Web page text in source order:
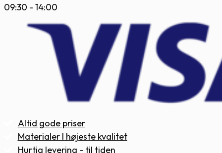
09:30 - 14:00
Altid gode priser
Materialer I højeste kvalitet
Hurtig levering - til tiden